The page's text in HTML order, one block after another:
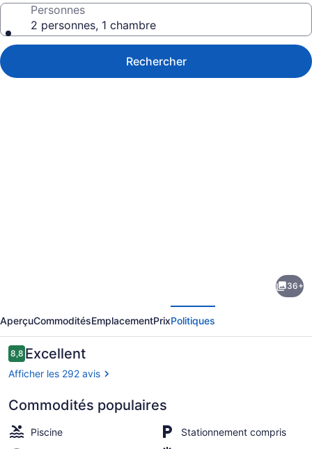
Personnes
2 personnes, 1 chambre
Rechercher
Santa
Fe
Motel
&
Units
Piscine extérieure, parasols,
36+
AperçuCommoditésEmplacementPrixPolitiques
Avis
8,88,8 sur 10 –
Excellent
Afficher les 292 avis
Commodités populaires
Piscine
Stationnement compris